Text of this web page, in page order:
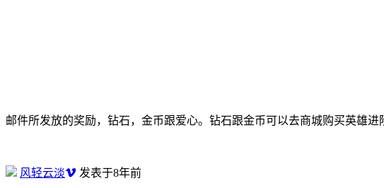
邮件所发放的奖励，钻石，金币跟爱心。钻石跟金币可以去商城购买英雄
风轻云淡 发表于8年前